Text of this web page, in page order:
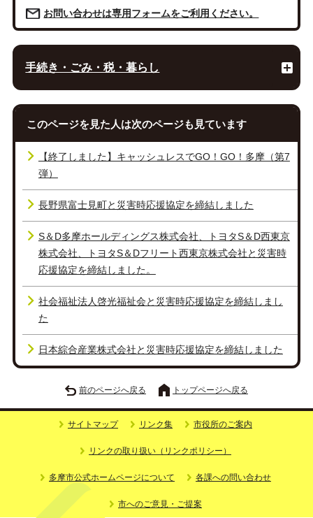
お問い合わせは専用フォームをご利用ください。
手続き・ごみ・税・暮らし
このページを見た人は次のページも見ています
【終了しました】キャッシュレスでGO！GO！多摩（第7
弾）
長野県富士見町と災害時応援協定を締結しました
S＆D多摩ホールディングス株式会社、トヨタS＆D西東京
株式会社、トヨタS＆Dフリート西東京株式会社と災害時
応援協定を締結しました。
社会福祉法人啓光福祉会と災害時応援協定を締結しまし
た
日本綜合産業株式会社と災害時応援協定を締結しました
前のページへ戻る トップページへ戻る
サイトマップ リンク集 市役所のご案内
リンクの取り扱い（リンクポリシー）
多摩市公式ホームページについて 各課への問い合わせ
市へのご意見・ご提案